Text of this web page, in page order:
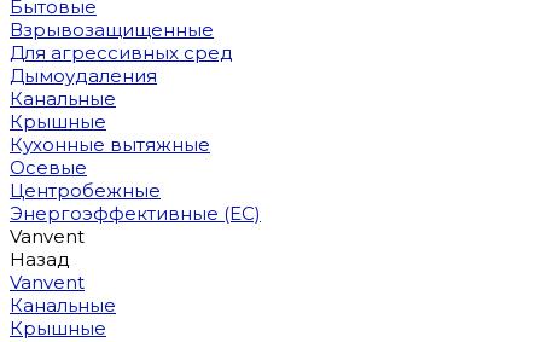
Бытовые
Взрывозащищенные
Для агрессивных сред
Дымоудаления
Канальные
Крышные
Кухонные вытяжные
Осевые
Центробежные
Энергоэффективные (EC)
Vanvent
Назад
Vanvent
Канальные
Крышные